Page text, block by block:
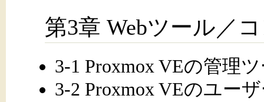
第3章 Webツール／
3-1 Proxmox VEの管理
3-2 Proxmox VEのユー